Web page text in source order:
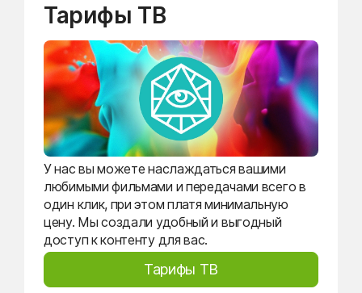
Тарифы ТВ
У нас вы можете наслаждаться вашими
любимыми фильмами и передачами всего в
один клик, при этом платя минимальную
цену. Мы создали удобный и выгодный
доступ к контенту для вас.
Тарифы ТВ